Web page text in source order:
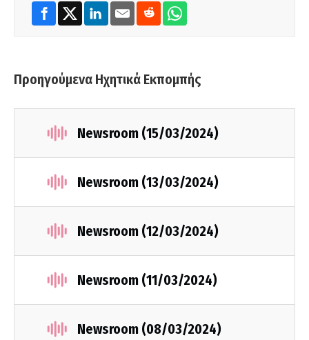
Προηγούμενα Ηχητικά Εκπομπής
Newsroom (15/03/2024)
Newsroom (13/03/2024)
Newsroom (12/03/2024)
Newsroom (11/03/2024)
Newsroom (08/03/2024)